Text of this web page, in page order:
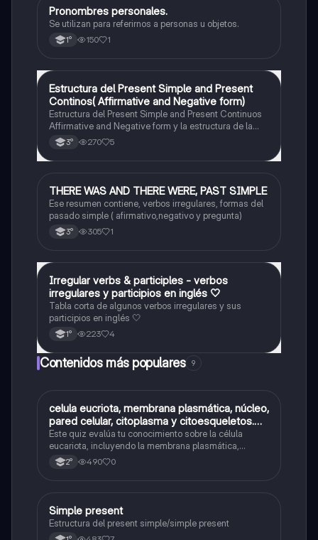
Inglés
Pronombres personales.
Se utilizan para referirnos a personas u objetos.
1° 150 1
Inglés
Estructura del Present Simple and Present
Continos( Affirmative and Negative form)
Estructura del Present Simple and Present Continuos
Affirmative and Negative form y la estructura de la
pregunta con todas las personas.
3° 270 5
Inglés THERE WAS AND THERE WERE, PAST SIMPLE
Ese resumen contiene, verbos irregulares, formas del
pasado simple ( afirmativo,negativo y pregunta)
3° 305 1
Inglés
Irregular verbs & participles - verbos
irregulares y participios en inglés 🤍
Tabla corta de algunos verbos irregulares y sus
participios en inglés 🤍
1° 223 4
Contenidos más populares 9
CBiología
celula eucriota, membrana plasmática, núcleo,
pared celular, citoplasma y citoesqueletos.
nombre se las partes de la celula eucariota
Este quiz evalúa tu conocimiento sobre la célula
eucariota, incluyendo la membrana plasmática,
núcleo, pared celular, citoplasma y citoesqueleto.
2° 490 0
Inglés
Simple present
Estructura del present simple/simple present